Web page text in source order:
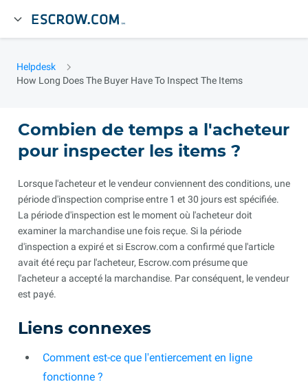
Helpdesk
How Long Does The Buyer Have To Inspect The Items
Combien de temps a l'acheteur
pour inspecter les items ?
Lorsque l'acheteur et le vendeur conviennent des conditions, une
période d'inspection comprise entre 1 et 30 jours est spécifiée.
La période d'inspection est le moment où l'acheteur doit
examiner la marchandise une fois reçue. Si la période
d'inspection a expiré et si Escrow.com a confirmé que l'article
avait été reçu par l'acheteur, Escrow.com présume que
l'acheteur a accepté la marchandise. Par conséquent, le vendeur
est payé.
Liens connexes
Comment est-ce que l'entiercement en ligne
fonctionne ?